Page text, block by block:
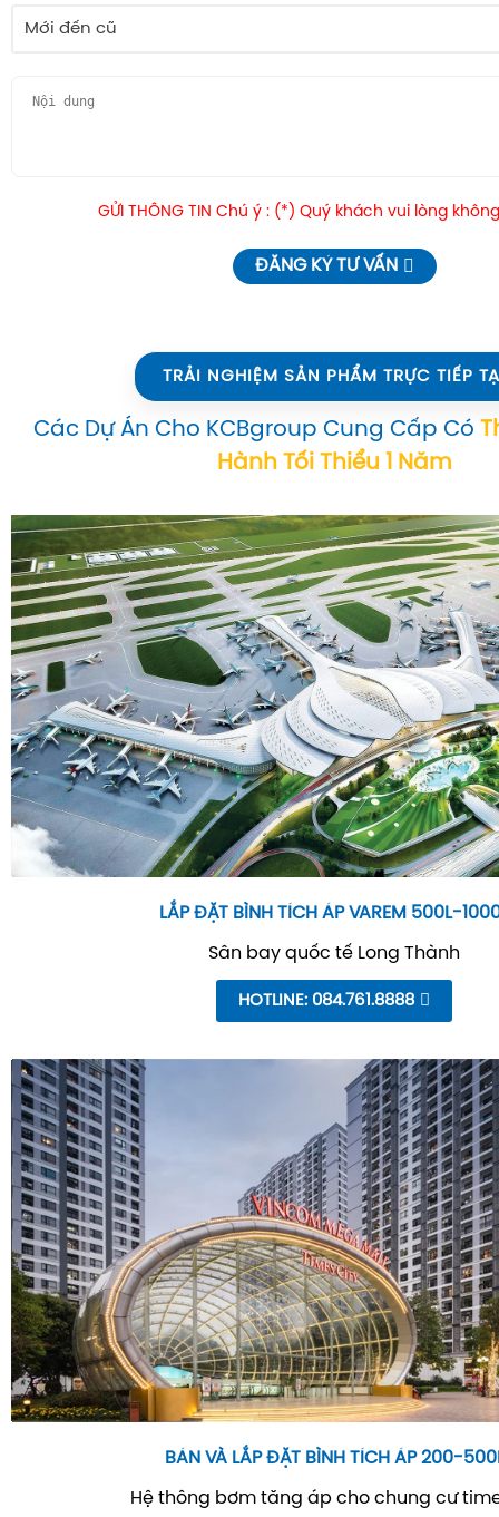
Mới đến cũ
GỬI THÔNG TIN Chú ý : (*) Quý khách vui lòng
ĐĂNG KÝ TƯ VẤN
TRẢI NGHIỆM SẢN PHẨM TRỰC TIẾP
Các Dự Án Cho KCBgroup Cung Cấp Có
Hành Tối Thiểu 1 Năm
LẮP ĐẶT BÌNH TÍCH ÁP VAREM 500L-
Sân bay quốc tế Long Thành
HOTLINE: 084.761.8888
BÁN VÀ LẮP ĐẶT BÌNH TÍCH ÁP 200-
Hệ thông bơm tăng áp cho chung cư